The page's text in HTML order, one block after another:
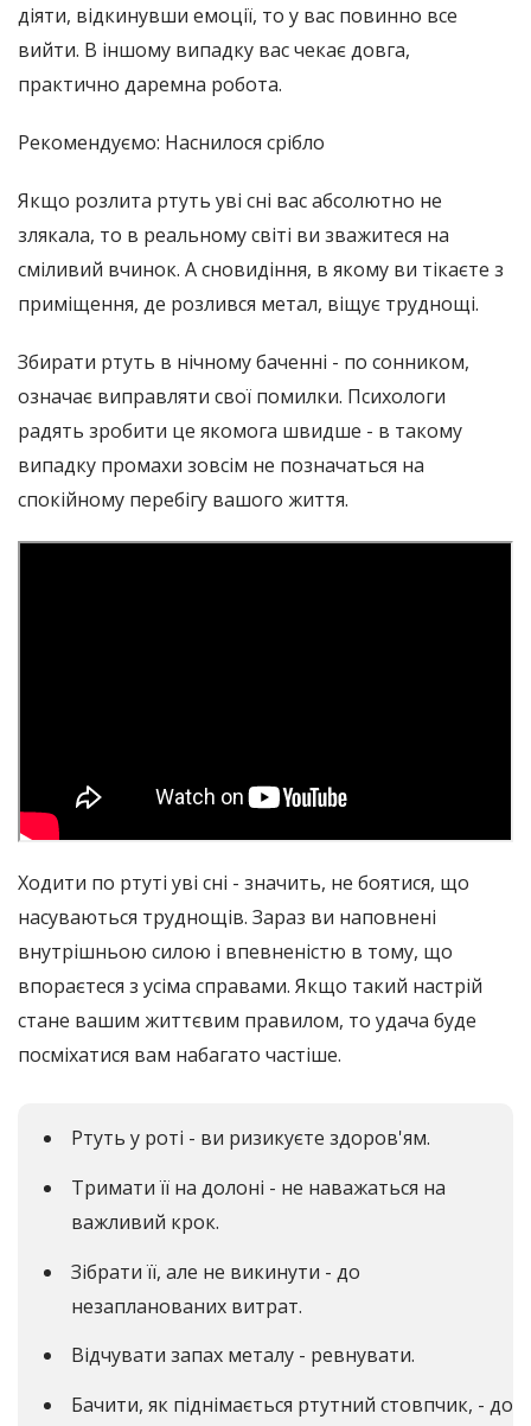
діяти, відкинувши емоції, то у вас повинно все
вийти. В іншому випадку вас чекає довга,
практично даремна робота.
Рекомендуємо: Наснилося срібло
Якщо розлита ртуть уві сні вас абсолютно не
злякала, то в реальному світі ви зважитеся на
сміливий вчинок. А сновидіння, в якому ви тікаєте з
приміщення, де розлився метал, віщує труднощі.
Збирати ртуть в нічному баченні - по сонником,
означає виправляти свої помилки. Психологи
радять зробити це якомога швидше - в такому
випадку промахи зовсім не позначаться на
спокійному перебігу вашого життя.
Ходити по ртуті уві сні - значить, не боятися, що
насуваються труднощів. Зараз ви наповнені
внутрішньою силою і впевненістю в тому, що
впораєтеся з усіма справами. Якщо такий настрій
стане вашим життєвим правилом, то удача буде
посміхатися вам набагато частіше.
Ртуть у роті - ви ризикуєте здоров'ям.
Тримати її на долоні - не наважаться на
важливий крок.
Зібрати її, але не викинути - до
незапланованих витрат.
Відчувати запах металу - ревнувати.
Бачити, як піднімається ртутний стовпчик, - до